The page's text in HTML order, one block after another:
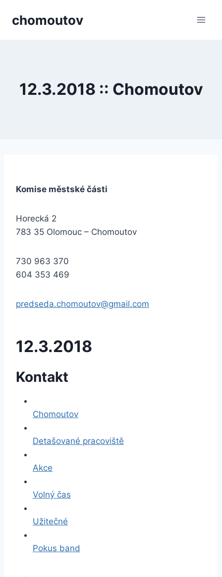
chomoutov
12.3.2018 :: Chomoutov
Komise městské části
Horecká 2
783 35 Olomouc – Chomoutov
730 963 370
604 353 469
predseda.chomoutov@gmail.com
12.3.2018
Kontakt
Chomoutov
Detašované pracoviště
Akce
Volný čas
Užitečné
Pokus band